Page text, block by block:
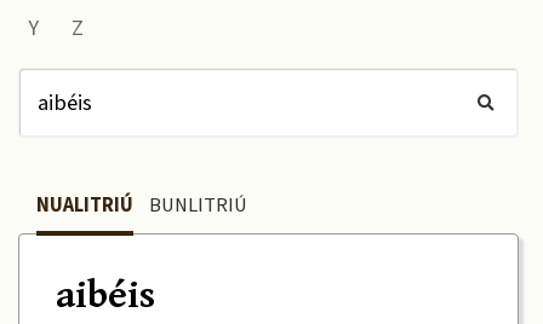
Y
Z
NUALITRIÚ BUNLITRIÚ
aibéis